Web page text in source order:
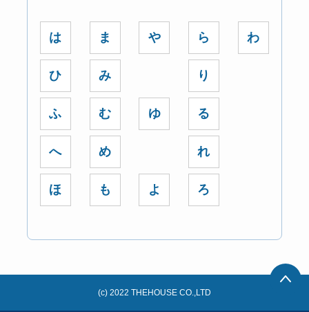
は
ひ
ふ
へ
ほ
ま
み
む
め
も
や
ゆ
よ
ら
り
る
れ
ろ
わ
(c) 2022 THEHOUSE CO.,LTD